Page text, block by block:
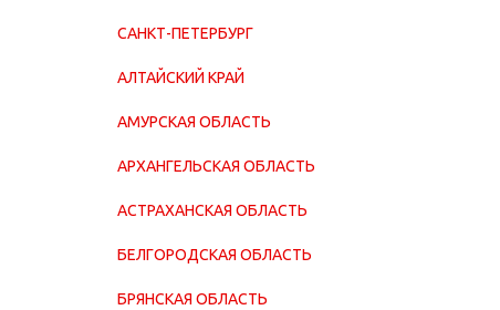
САНКТ-ПЕТЕРБУРГ
АЛТАЙСКИЙ КРАЙ
АМУРСКАЯ ОБЛАСТЬ
АРХАНГЕЛЬСКАЯ ОБЛАСТЬ
АСТРАХАНСКАЯ ОБЛАСТЬ
БЕЛГОРОДСКАЯ ОБЛАСТЬ
БРЯНСКАЯ ОБЛАСТЬ